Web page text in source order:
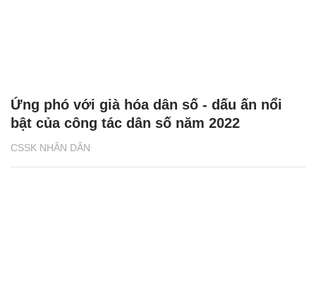
CSSK NHÂN DÂN
Ứng phó với già hóa dân số - dấu ấn nổi
bật của công tác dân số năm 2022